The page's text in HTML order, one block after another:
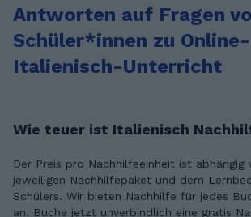
Antworten auf Fragen
Schüler*innen zu Online-
Italienisch-Unterricht
Wie teuer ist Italienisch
Der Preis pro Nachhilfeeinheit ist abhängig
jeweiligen Nachhilfepaket und dem
Schülers. Wir bieten Nachhilfe für jedes
an. Buche jetzt unverbindlich eine gratis